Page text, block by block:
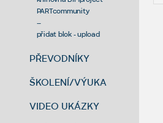
PARTcommunity
--
přidat blok - upload
PŘEVODNÍKY
ŠKOLENÍ/VÝUKA
VIDEO UKÁZKY